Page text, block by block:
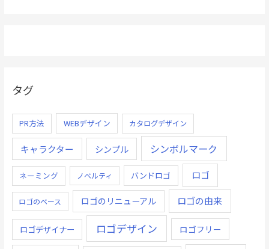
タグ
PR方法 WEBデザイン カタログデザイン
キャラクター シンプル シンボルマーク
ネーミング ノベルティ バンドロゴ ロゴ
ロゴのベース ロゴのリニューアル ロゴの由来
ロゴデザイナー ロゴデザイン ロゴフリー